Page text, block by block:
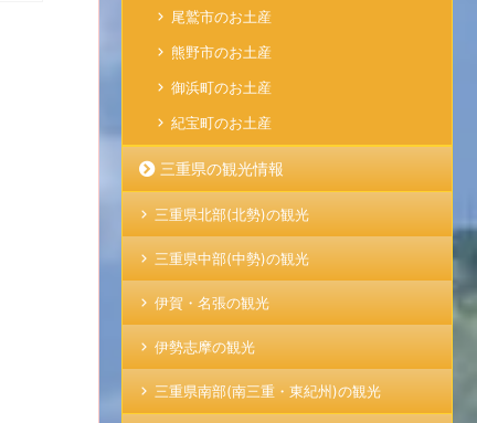
尾鷲市のお土産
熊野市のお土産
御浜町のお土産
紀宝町のお土産
三重県の観光情報
三重県北部(北勢)の観光
三重県中部(中勢)の観光
伊賀・名張の観光
伊勢志摩の観光
三重県南部(南三重・東紀州)の観光